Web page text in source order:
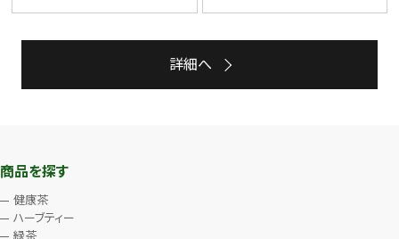
詳細へ
商品を探す
健康茶
ハーブティー